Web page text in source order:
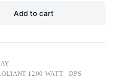
Add to cart
1200 WATT - DPS-